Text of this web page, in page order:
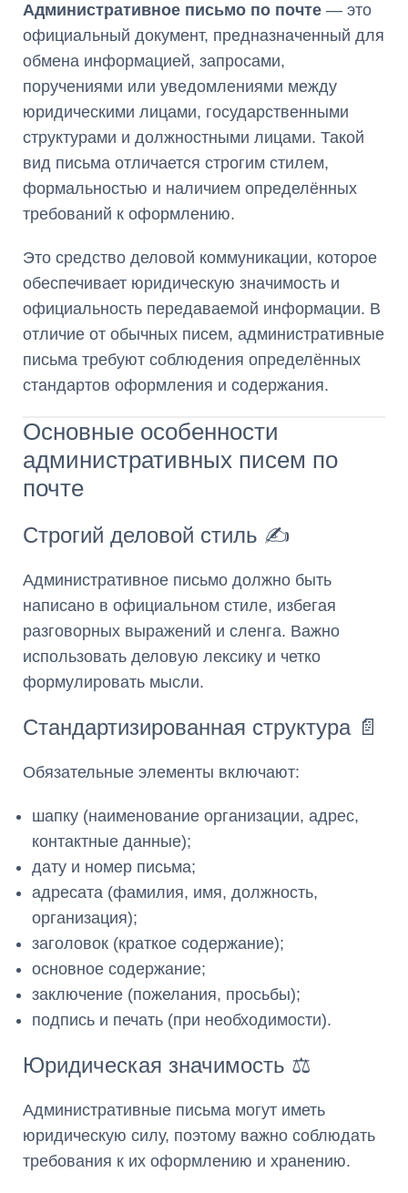
Административное письмо по почте — это
официальный документ, предназначенный для
обмена информацией, запросами,
поручениями или уведомлениями между
юридическими лицами, государственными
структурами и должностными лицами. Такой
вид письма отличается строгим стилем,
формальностью и наличием определённых
требований к оформлению.
Это средство деловой коммуникации, которое
обеспечивает юридическую значимость и
официальность передаваемой информации. В
отличие от обычных писем, административные
письма требуют соблюдения определённых
стандартов оформления и содержания.
Основные особенности
административных писем по
почте
Строгий деловой стиль ✍️
Административное письмо должно быть
написано в официальном стиле, избегая
разговорных выражений и сленга. Важно
использовать деловую лексику и четко
формулировать мысли.
Стандартизированная структура 📄
Обязательные элементы включают:
шапку (наименование организации, адрес,
контактные данные);
дату и номер письма;
адресата (фамилия, имя, должность,
организация);
заголовок (краткое содержание);
основное содержание;
заключение (пожелания, просьбы);
подпись и печать (при необходимости).
Юридическая значимость ⚖️
Административные письма могут иметь
юридическую силу, поэтому важно соблюдать
требования к их оформлению и хранению.